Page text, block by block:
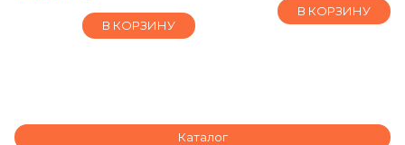
В КОРЗИНУ
В КОРЗИНУ
Каталог